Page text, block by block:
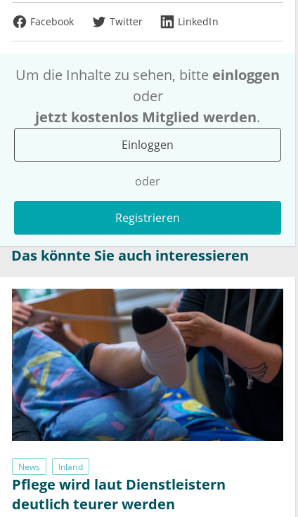
Facebook
Twitter LinkedIn
Um die Inhalte zu sehen, bitte einloggen
oder
jetzt kostenlos Mitglied werden.
Einloggen
oder
Registrieren
Das könnte Sie auch interessieren
News Inland
Pflege wird laut Dienstleistern
deutlich teurer werden